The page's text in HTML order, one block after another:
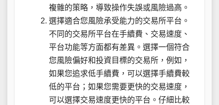
複雜的策略，導致操作失誤或風險過高。
選擇適合您風險承受能力的交易所平台。
不同的交易所平台在手續費、交易速度、
平台功能等方面都有差異。選擇一個符合
您風險偏好和投資目標的交易所，例如，
如果您追求低手續費，可以選擇手續費較
低的平台；如果您需要更快的交易速度，
可以選擇交易速度更快的平台。仔細比較